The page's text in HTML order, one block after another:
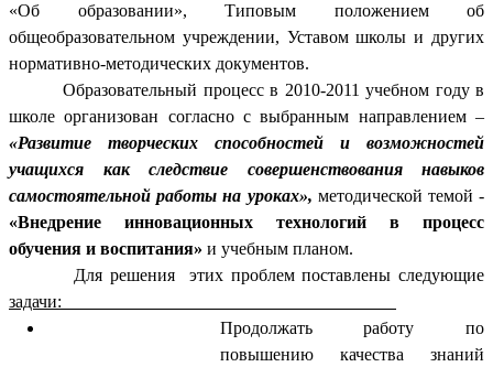
«Об образовании», Типовым положением об
общеобразовательном учреждении, Уставом школы и других
нормативно-методических документов.
Образовательный процесс в 2010-2011 учебном году в
школе организован согласно с выбранным направлением –
«Развитие творческих способностей и возможностей
учащихся как следствие совершенствования навыков
самостоятельной работы на уроках», методической темой -
«Внедрение инновационных технологий в процесс
обучения и воспитания» и учебным планом.
Для решения этих проблем поставлены следующие
задачи:
Продолжать работу по
повышению качества знаний